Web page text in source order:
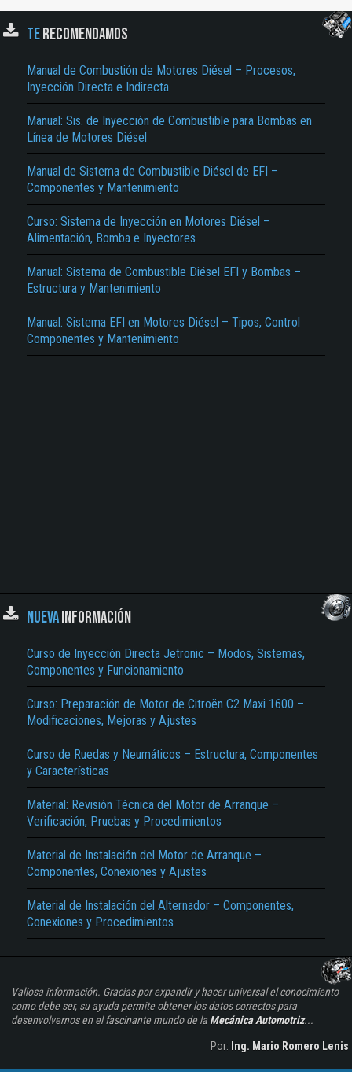
TERECOMENDAMOS
Manual de Combustión de Motores Diésel – Procesos,
Inyección Directa e Indirecta
Manual: Sis. de Inyección de Combustible para Bombas en
Línea de Motores Diésel
Manual de Sistema de Combustible Diésel de EFI –
Componentes y Mantenimiento
Curso: Sistema de Inyección en Motores Diésel –
Alimentación, Bomba e Inyectores
Manual: Sistema de Combustible Diésel EFI y Bombas –
Estructura y Mantenimiento
Manual: Sistema EFI en Motores Diésel – Tipos, Control
Componentes y Mantenimiento
NUEVAINFORMACIÓN
Curso de Inyección Directa Jetronic – Modos, Sistemas,
Componentes y Funcionamiento
Curso: Preparación de Motor de Citroën C2 Maxi 1600 –
Modificaciones, Mejoras y Ajustes
Curso de Ruedas y Neumáticos – Estructura, Componentes
y Características
Material: Revisión Técnica del Motor de Arranque –
Verificación, Pruebas y Procedimientos
Material de Instalación del Motor de Arranque –
Componentes, Conexiones y Ajustes
Material de Instalación del Alternador – Componentes,
Conexiones y Procedimientos
Valiosa información. Gracias por expandir y hacer universal el conocimiento
como debe ser, su ayuda permite obtener los datos correctos para
desenvolvernos en el fascinante mundo de la Mecánica Automotriz...
Por: Ing. Mario Romero Lenis
El Título es incorrecto según el contenido.
Texto o Imagen de portada son erróneos.
No carga o no se visualiza el contenido.